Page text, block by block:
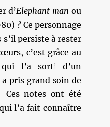
d’Elephant man ou
? Ce personnage
persiste à rester
c’est grâce au
qui l’a sorti d’un
pris grand soin de
Ces notes ont été
l’a fait connaître